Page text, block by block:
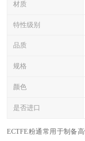
材质
特性级别
品质
规格
颜色
是否进口
ECTFE粉通常用于制备